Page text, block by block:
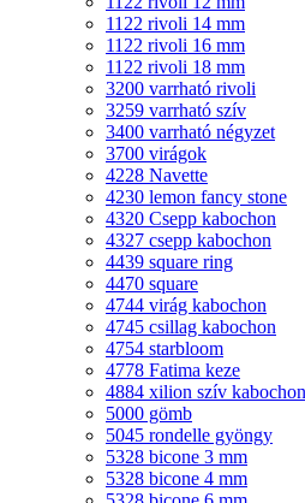
1122 rivoli 14 mm
1122 rivoli 16 mm
1122 rivoli 18 mm
3200 varrható rivoli
3259 varrható szív
3400 varrható négyzet
3700 virágok
4228 Navette
4230 lemon fancy stone
4320 Csepp kabochon
4327 csepp kabochon
4439 square ring
4470 square
4744 virág kabochon
4745 csillag kabochon
4754 starbloom
4778 Fatima keze
4884 xilion szív kabochon
5000 gömb
5045 rondelle gyöngy
5328 bicone 3 mm
5328 bicone 4 mm